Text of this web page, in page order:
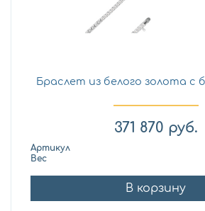
Браслет из белого золота с
371 870 руб.
Артикул
Вес
В корзину